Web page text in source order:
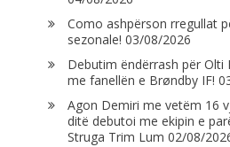
Como ashpërson rregullat
sezonale! 03/08/2026
Debutim ëndërrash për Olti
me fanellën e Brøndby IF!
Agon Demiri me vetëm 16
ditë debutoi me ekipin e
Struga Trim Lum 02/08/